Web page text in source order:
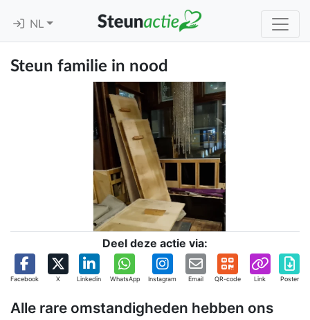
NL
Steun familie in nood
Deel deze actie via:
Facebook X Linkedin WhatsApp Instagram Email QR-code Link Poster
Alle rare omstandigheden hebben ons